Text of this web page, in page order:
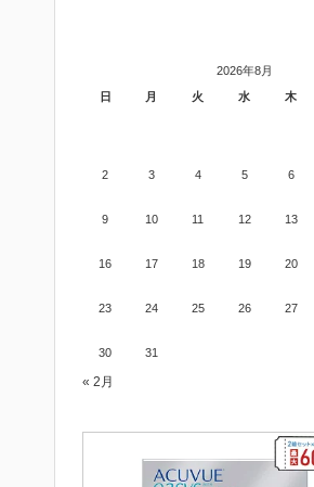
2026年8月
日
月 火 水 木
2 3 4 5 6
9 10 11 12 13
16 17 18 19 20
23 24 25 26 27
30 31
« 2月